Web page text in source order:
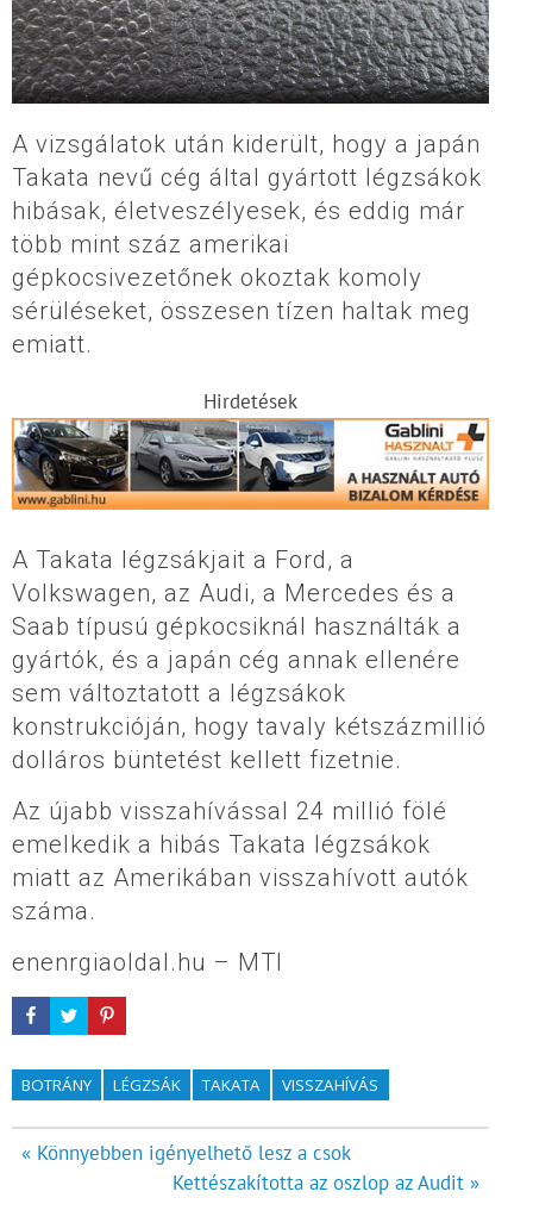
A vizsgálatok után kiderült, hogy a japán
Takata nevű cég által gyártott légzsákok
hibásak, életveszélyesek, és eddig már
több mint száz amerikai
gépkocsivezetőnek okoztak komoly
sérüléseket, összesen tízen haltak meg
emiatt.
Hirdetések
A Takata légzsákjait a Ford, a
Volkswagen, az Audi, a Mercedes és a
Saab típusú gépkocsiknál használták a
gyártók, és a japán cég annak ellenére
sem változtatott a légzsákok
konstrukcióján, hogy tavaly kétszázmillió
dolláros büntetést kellett fizetnie.
Az újabb visszahívással 24 millió fölé
emelkedik a hibás Takata légzsákok
miatt az Amerikában visszahívott autók
száma.
enenrgiaoldal.hu – MTI
BOTRÁNY LÉGZSÁK TAKATA VISSZAHÍVÁS
Bejegyzés
« Könnyebben igényelhető lesz a csok
Kettészakította az oszlop az Audit »